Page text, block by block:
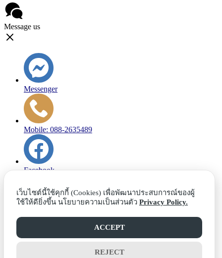
Message us
Messenger
Mobile: 088-2635489
Facebook
เว็บไซต์นี้ใช้คุกกี้ (Cookies) เพื่อพัฒนาประสบการณ์ของผู้
ใช้ให้ดียิ่งขึ้น นโยบายความเป็นส่วนตัว Privacy Policy.
ACCEPT
REJECT